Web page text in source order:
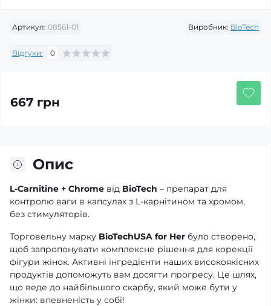
Артикул: 08561-01 Виробник: BioTech
Відгуки: 0
667 грн
Опис
L-Carnitine + Chrome від BioTech – препарат для
контролю ваги в капсулах з L-карнітином та хромом,
без стимуляторів.
Торговельну марку BioTechUSA for Her було створено,
щоб запропонувати комплексне рішення для корекції
фігури жінок. Активні інгредієнти наших високоякісних
продуктів допоможуть вам досягти прогресу. Це шлях,
що веде до найбільшого скарбу, який може бути у
жінки: впевненість у собі!